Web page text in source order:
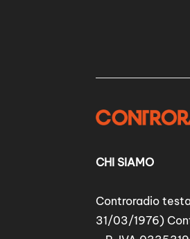
CHI SIAMO
Controradio
31/03/1976)